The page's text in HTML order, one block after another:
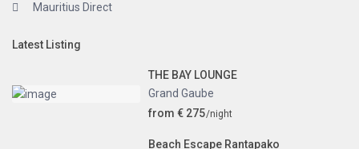
Mauritius Direct
Latest Listing
THE BAY LOUNGE
Grand Gaube
from € 275/night
Beach Escape Rantapako